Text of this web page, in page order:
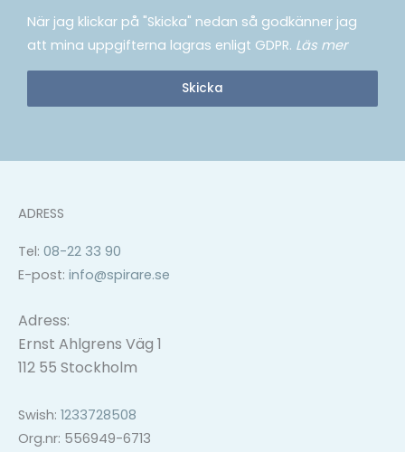
När jag klickar på "Skicka" nedan så godkänner jag
att mina uppgifterna lagras enligt GDPR. Läs mer
Skicka
ADRESS
Tel: 08-22 33 90
E-post: info@spirare.se
Adress:
Ernst Ahlgrens Väg 1
112 55 Stockholm
Swish: 1233728508
Org.nr: 556949-6713